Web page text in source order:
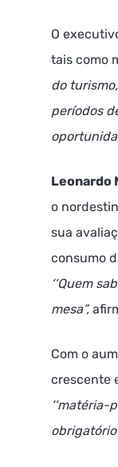
O
tais como
do
períodos
Leonardo
o
sua
consumo
‘‘Quem
mesa”,
Com o
crescente